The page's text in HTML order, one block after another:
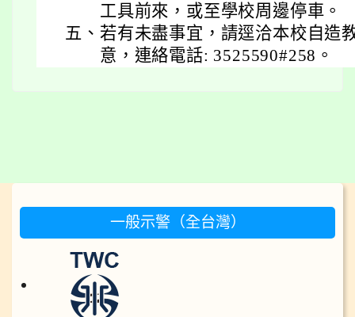
工具前來，或至學校周邊停車。
五、 若有未盡事宜，請逕洽本校自造
意，連絡電話: 3525590#258。
一般示警（全台灣）